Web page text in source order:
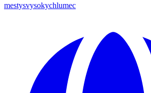
mestysvysokychlumec